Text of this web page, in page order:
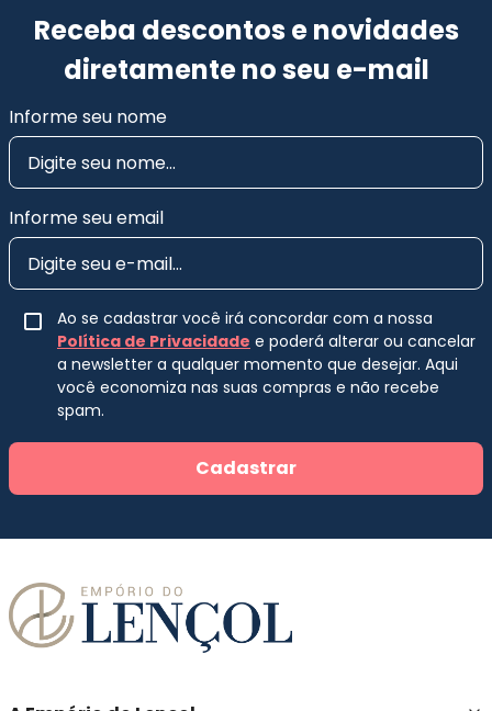
Receba descontos e novidades
diretamente no seu e-mail
Informe seu nome
Informe seu email
Ao se cadastrar você irá concordar com a nossa
Política de Privacidade e poderá alterar ou cancelar
a newsletter a qualquer momento que desejar. Aqui
você economiza nas suas compras e não recebe
spam.
Cadastrar